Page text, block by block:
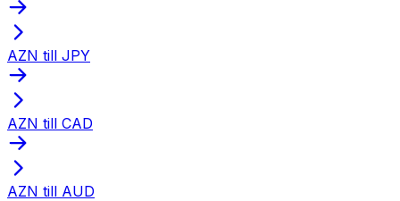
AZN till JPY
AZN till CAD
AZN till AUD